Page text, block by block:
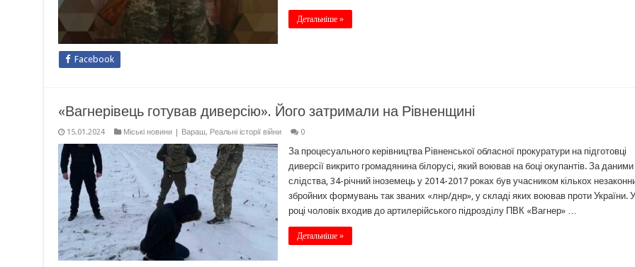
Детальніше »
Facebook
«Вагнерівець готував диверсію». Його затримали на Рівненщині
15.01.2024 Міські новини | Вараш, Реальні історії війни 0
За процесуального керівництва Рівненської обласної прокуратури на підготовці
диверсії викрито громадянина білорусі, який воював на боці окупантів. За даними
слідства, 34-річний іноземець у 2014-2017 роках був учасником кількох
збройних формувань так званих «лнр/днр», у складі яких воював проти України.
році чоловік входив до артилерійського підрозділу ПВК «Вагнер» …
Детальніше »